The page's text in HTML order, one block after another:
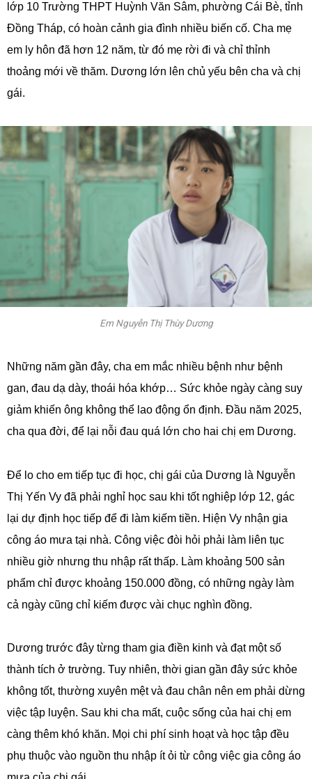
lớp 10 Trường THPT Huỳnh Văn Sâm, phường Cái Bè, tỉnh
Đồng Tháp, có hoàn cảnh gia đình nhiều biến cố. Cha mẹ
em ly hôn đã hơn 12 năm, từ đó mẹ rời đi và chỉ thỉnh
thoảng mới về thăm. Dương lớn lên chủ yếu bên cha và chị
gái.
Em Nguyễn Thị Thùy Dương
Những năm gần đây, cha em mắc nhiều bệnh như bệnh
gan, đau dạ dày, thoái hóa khớp… Sức khỏe ngày càng suy
giảm khiến ông không thể lao động ổn định. Đầu năm 2025,
cha qua đời, để lại nỗi đau quá lớn cho hai chị em Dương.
Để lo cho em tiếp tục đi học, chị gái của Dương là Nguyễn
Thị Yến Vy đã phải nghỉ học sau khi tốt nghiệp lớp 12, gác
lại dự định học tiếp để đi làm kiếm tiền. Hiện Vy nhận gia
công áo mưa tại nhà. Công việc đòi hỏi phải làm liên tục
nhiều giờ nhưng thu nhập rất thấp. Làm khoảng 500 sản
phẩm chỉ được khoảng 150.000 đồng, có những ngày làm
cả ngày cũng chỉ kiếm được vài chục nghìn đồng.
Dương trước đây từng tham gia điền kinh và đạt một số
thành tích ở trường. Tuy nhiên, thời gian gần đây sức khỏe
không tốt, thường xuyên mệt và đau chân nên em phải dừng
việc tập luyện. Sau khi cha mất, cuộc sống của hai chị em
càng thêm khó khăn. Mọi chi phí sinh hoạt và học tập đều
phụ thuộc vào nguồn thu nhập ít ỏi từ công việc gia công áo